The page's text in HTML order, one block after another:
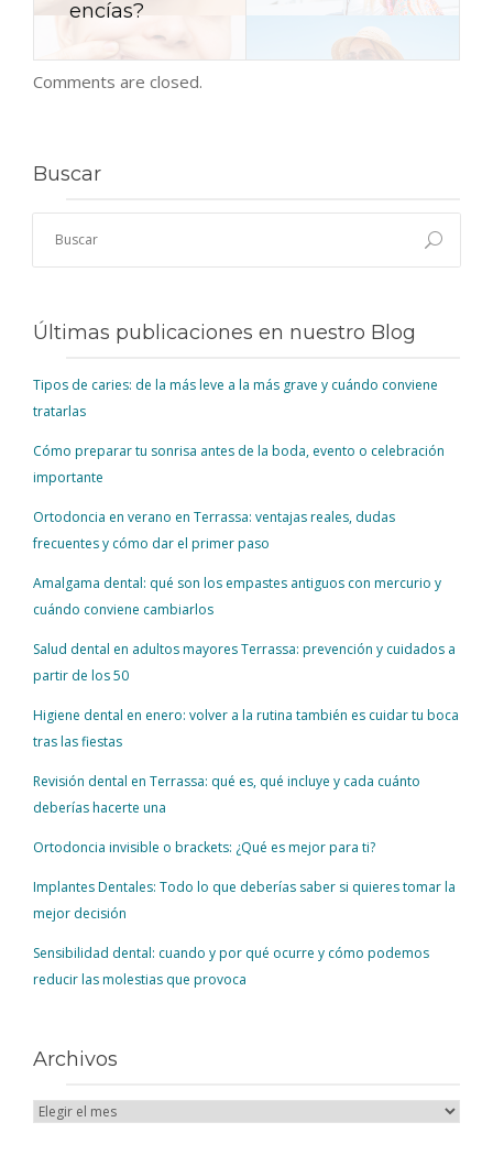
encías?
Comments are closed.
Buscar
Últimas publicaciones en nuestro Blog
Tipos de caries: de la más leve a la más grave y cuándo conviene
tratarlas
Cómo preparar tu sonrisa antes de la boda, evento o celebración
importante
Ortodoncia en verano en Terrassa: ventajas reales, dudas
frecuentes y cómo dar el primer paso
Amalgama dental: qué son los empastes antiguos con mercurio y
cuándo conviene cambiarlos
Salud dental en adultos mayores Terrassa: prevención y cuidados a
partir de los 50
Higiene dental en enero: volver a la rutina también es cuidar tu boca
tras las fiestas
Revisión dental en Terrassa: qué es, qué incluye y cada cuánto
deberías hacerte una
Ortodoncia invisible o brackets: ¿Qué es mejor para ti?
Implantes Dentales: Todo lo que deberías saber si quieres tomar la
mejor decisión
Sensibilidad dental: cuando y por qué ocurre y cómo podemos
reducir las molestias que provoca
Archivos